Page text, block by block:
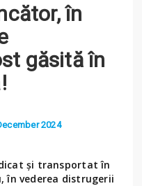
în
găsită în
2024
și transportat în
în vederea distrugerii